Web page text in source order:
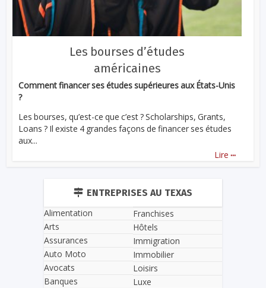
Les bourses d’études
américaines
Comment financer ses études supérieures aux États-Unis
?
Les bourses, qu’est-ce que c’est ? Scholarships, Grants,
Loans ? Il existe 4 grandes façons de financer ses études
aux...
Lire ...
ENTREPRISES AU TEXAS
Alimentation
Arts
Assurances
Auto Moto
Avocats
Banques
Franchises
Hôtels
Immigration
Immobilier
Loisirs
Luxe